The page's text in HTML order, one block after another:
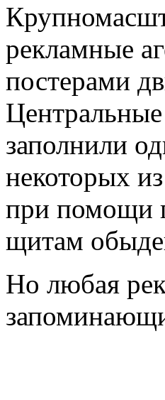
рекламные
постерами
заполнили
некоторых
при помощи
щитам
Но любая